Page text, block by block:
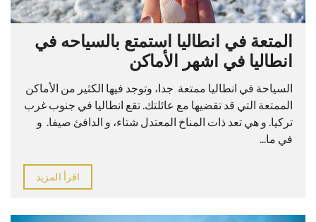
المتعة في انطاليا استمتع بالسياحه في
انطاليا في اشهر الأماكن
السياحة في انطاليا ممتعة جدا، وتوجد فيها الكثير من الأماكن
الممتعة التي قد تقضيها مع عائلتك. تقع انطاليا في جنوب غرب
تركيا. و هي تعد ذات المناخ المعتدل شتاء، و الدافئ صيفا. و
في ما...
اقرأ المزيد